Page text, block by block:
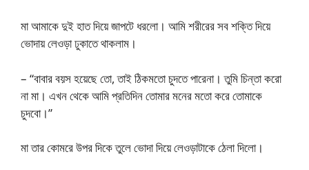
মা আমাকে দুই হাত দিয়ে জাপটে ধরলো। আমি শরীরের সব শক্তি দিয়ে
ভোদায় লেওড়া ঢুকাতে থাকলাম।
– “বাবার বয়স হয়েছে তো, তাই ঠিকমতো চুদতে পারেনা। তুমি চিন্তা করো
না মা। এখন থেকে আমি প্রতিদিন তোমার মনের মতো করে তোমাকে
চুদবো।”
মা তার কোমরে উপর দিকে তুলে ভোদা দিয়ে লেওড়াটাকে ঠেলা দিলো।